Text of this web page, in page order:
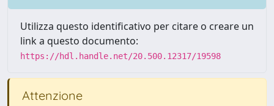
Utilizza questo identificativo per citare o creare un
link a questo documento:
https://hdl.handle.net/20.500.12317/19598
Attenzione